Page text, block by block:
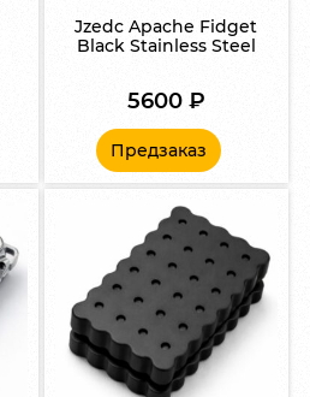
Jzedc Apache Fidget
Black Stainless Steel
5600 ₽
Предзаказ